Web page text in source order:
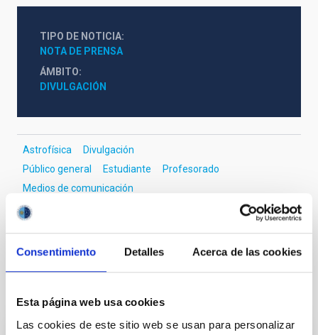
Consentimiento Detalles Acerca de las cookies
Esta página web usa cookies
Las cookies de este sitio web se usan para personalizar
TIPO DE NOTICIA
NOTA DE PRENSA
ÁMBITO
DIVULGACIÓN
Astrofísica
Divulgación
Público general
Estudiante
Profesorado
Medios de comunicación
Sistema Solar y Sistemas Planetarios (SEYSS)
Otras noticias relacionadas